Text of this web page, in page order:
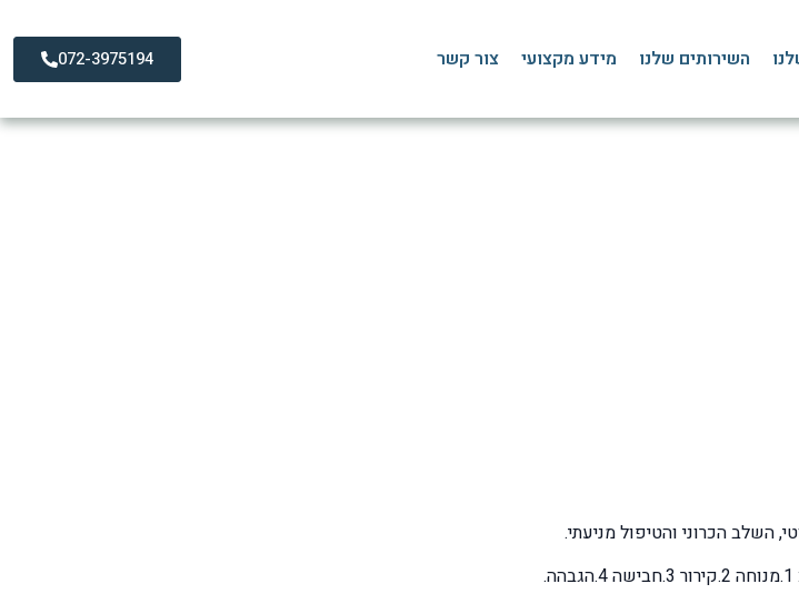
השירותים שלנו מידע מקצועי צור קשר 072-3975194
השלב הכרוני והטיפול מניעתי.